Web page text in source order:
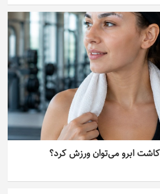
کاشت ابرو می‌توان ورزش کرد؟